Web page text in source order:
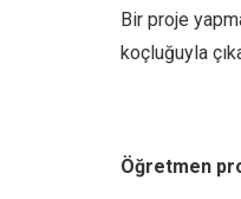
Bir proje
koçluğuyla
Öğretmen